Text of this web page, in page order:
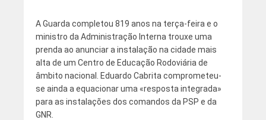
A Guarda completou 819 anos na terça-feira e o
ministro da Administração Interna trouxe uma
prenda ao anunciar a instalação na cidade mais
alta de um Centro de Educação Rodoviária de
âmbito nacional. Eduardo Cabrita comprometeu-
se ainda a equacionar uma «resposta integrada»
para as instalações dos comandos da PSP e da
GNR.